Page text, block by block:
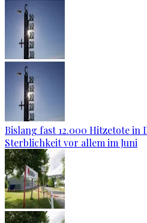
Bislang fast 12.000 Hitzetote in
Sterblichkeit vor allem im Juni